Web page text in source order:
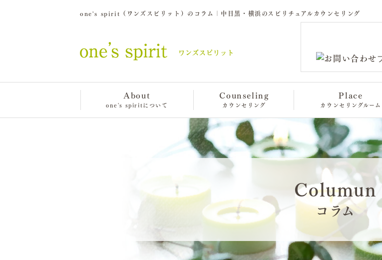
one's spirit（ワンズスピリット）のコラム｜中目黒・横浜のスピリチュアルカウンセリング
About
one's spiritについて
Counseling
カウンセリング
Place
カウンセリングルーム
Columun
コラム